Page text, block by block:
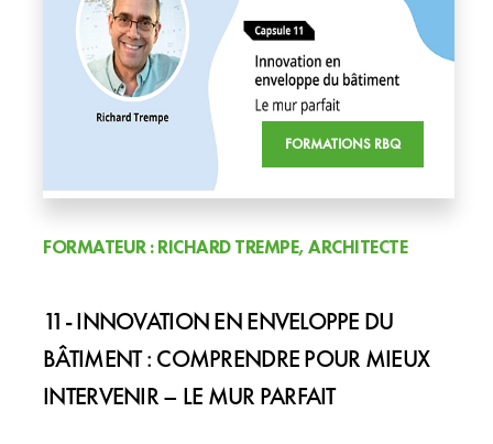
FORMATIONS RBQ
FORMATEUR : RICHARD TREMPE, ARCHITECTE
11- INNOVATION EN ENVELOPPE DU
BÂTIMENT : COMPRENDRE POUR MIEUX
INTERVENIR – LE MUR PARFAIT